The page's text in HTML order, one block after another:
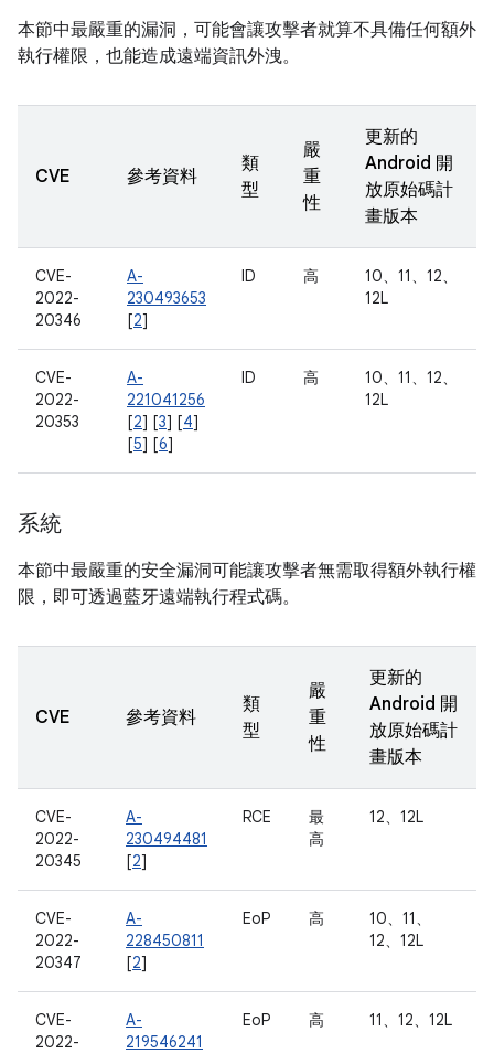
本節中最嚴重的漏洞，可能會讓攻擊者就算不具備任何額外
執行權限，也能造成遠端資訊外洩。
CVE 參考資料
類
型
嚴
重
性
更新的
Android 開
放原始碼計
畫版本
CVE-
2022-
20346
A-
230493653
[2]
ID 高
10、11、12、
12L
CVE-
2022-
20353
A-
221041256
[2] [3] [4]
[5] [6]
ID 高
10、11、12、
12L
系統
本節中最嚴重的安全漏洞可能讓攻擊者無需取得額外執行權
限，即可透過藍牙遠端執行程式碼。
CVE 參考資料
類
型
嚴
重
性
更新的
Android 開
放原始碼計
畫版本
CVE-
2022-
20345
A-
230494481
[2]
RCE
最
高
12、12L
CVE-
2022-
20347
A-
228450811
[2]
EoP 高
10、11、
12、12L
CVE-
2022-
A-
219546241
EoP 高 11、12、12L